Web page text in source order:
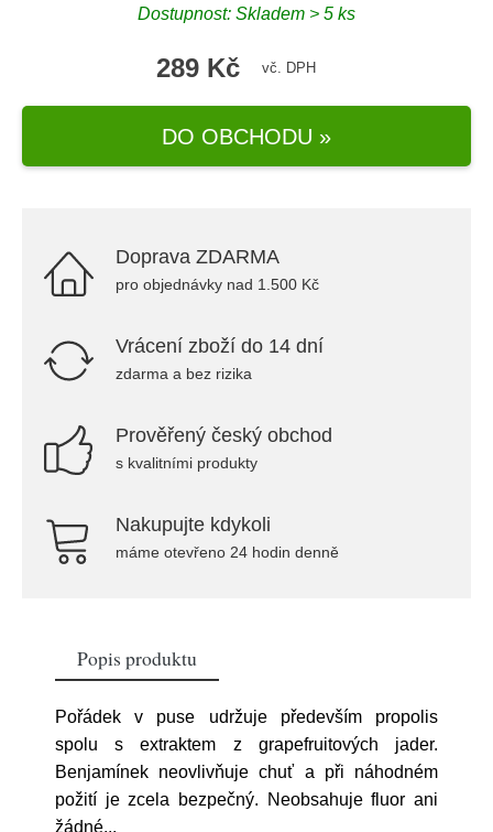
Dostupnost: Skladem > 5 ks
289 Kč vč. DPH
DO OBCHODU »
Doprava ZDARMA
pro objednávky nad 1.500 Kč
Vrácení zboží do 14 dní
zdarma a bez rizika
Prověřený český obchod
s kvalitními produkty
Nakupujte kdykoli
máme otevřeno 24 hodin denně
Popis produktu
Pořádek v puse udržuje především propolis
spolu s extraktem z grapefruitových jader.
Benjamínek neovlivňuje chuť a při náhodném
požití je zcela bezpečný. Neobsahuje fluor ani
žádné...